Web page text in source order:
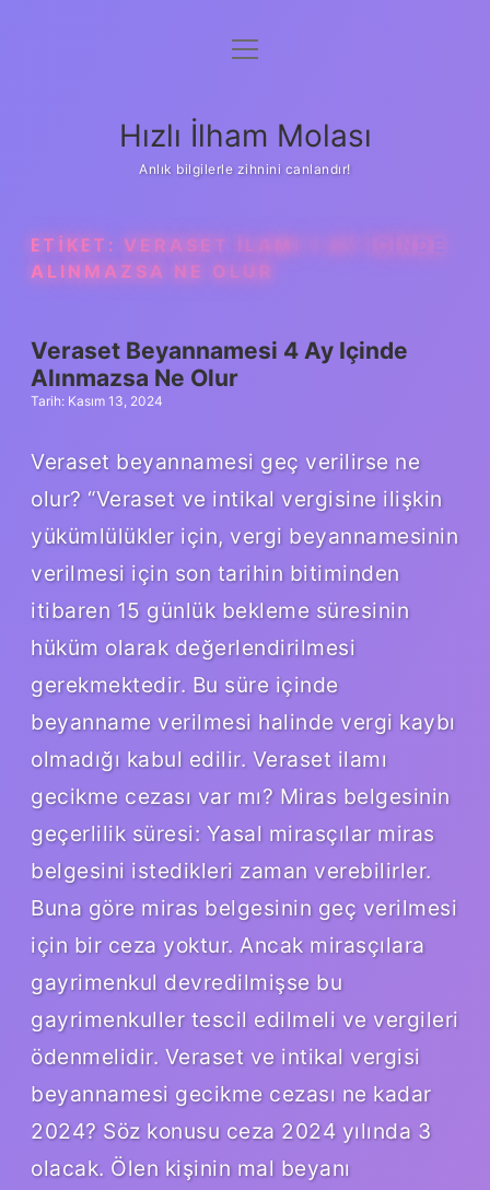
Anasayfa
Yasal Uyarı
menüyü
Hızlı İlham Molası
Anlık bilgilerle zihnini canlandır!
ETIKET: VERASET ILAMI 1 AY IÇINDE
ALINMAZSA NE OLUR
Veraset Beyannamesi 4 Ay Içinde
Alınmazsa Ne Olur
Tarih: Kasım 13, 2024
Veraset beyannamesi geç verilirse ne
olur? “Veraset ve intikal vergisine ilişkin
yükümlülükler için, vergi beyannamesinin
verilmesi için son tarihin bitiminden
itibaren 15 günlük bekleme süresinin
hüküm olarak değerlendirilmesi
gerekmektedir. Bu süre içinde
beyanname verilmesi halinde vergi kaybı
olmadığı kabul edilir. Veraset ilamı
gecikme cezası var mı? Miras belgesinin
geçerlilik süresi: Yasal mirasçılar miras
belgesini istedikleri zaman verebilirler.
Buna göre miras belgesinin geç verilmesi
için bir ceza yoktur. Ancak mirasçılara
gayrimenkul devredilmişse bu
gayrimenkuller tescil edilmeli ve vergileri
ödenmelidir. Veraset ve intikal vergisi
beyannamesi gecikme cezası ne kadar
2024? Söz konusu ceza 2024 yılında 3
olacak. Ölen kişinin mal beyanı